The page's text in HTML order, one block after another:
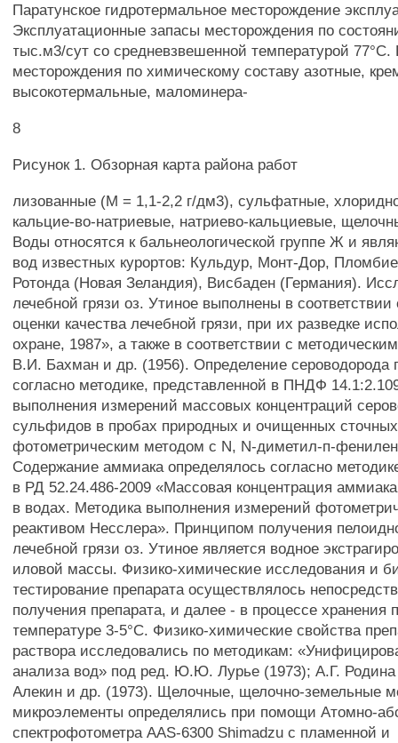
Паратунское гидротермальное месторождение
Эксплуатационные запасы месторождения по
тыс.м3/сут со средневзвешенной температурой
месторождения по химическому составу азотные,
высокотермальные, маломинера-
8
Рисунок 1. Обзорная карта района работ
лизованные (М = 1,1-2,2 г/дм3), сульфатные,
кальцие-во-натриевые, натриево-кальциевые,
Воды относятся к бальнеологической группе Ж и
вод известных курортов: Кульдур, Монт-Дор,
Ротонда (Новая Зеландия), Висбаден (Германия).
лечебной грязи оз. Утиное выполнены в
оценки качества лечебной грязи, при их разведке
охране, 1987», а также в соответствии с
В.И. Бахман и др. (1956). Определение сероводорода
согласно методике, представленной в ПНДФ
выполнения измерений массовых концентраций
сульфидов в пробах природных и очищенных
фотометрическим методом с N, N-диметил-п-
Содержание аммиака определялось согласно
в РД 52.24.486-2009 «Массовая концентрация
в водах. Методика выполнения измерений
реактивом Несслера». Принципом получения
лечебной грязи оз. Утиное является водное
иловой массы. Физико-химические исследования и
тестирование препарата осуществлялось
получения препарата, и далее - в процессе хранения
температуре 3-5°С. Физико-химические свойства
раствора исследовались по методикам:
анализа вод» под ред. Ю.Ю. Лурье (1973); А.Г.
Алекин и др. (1973). Щелочные, щелочно-земельные
микроэлементы определялись при помощи Атомно-
спектрофотометра AAS-6300 Shimadzu с пламенной и